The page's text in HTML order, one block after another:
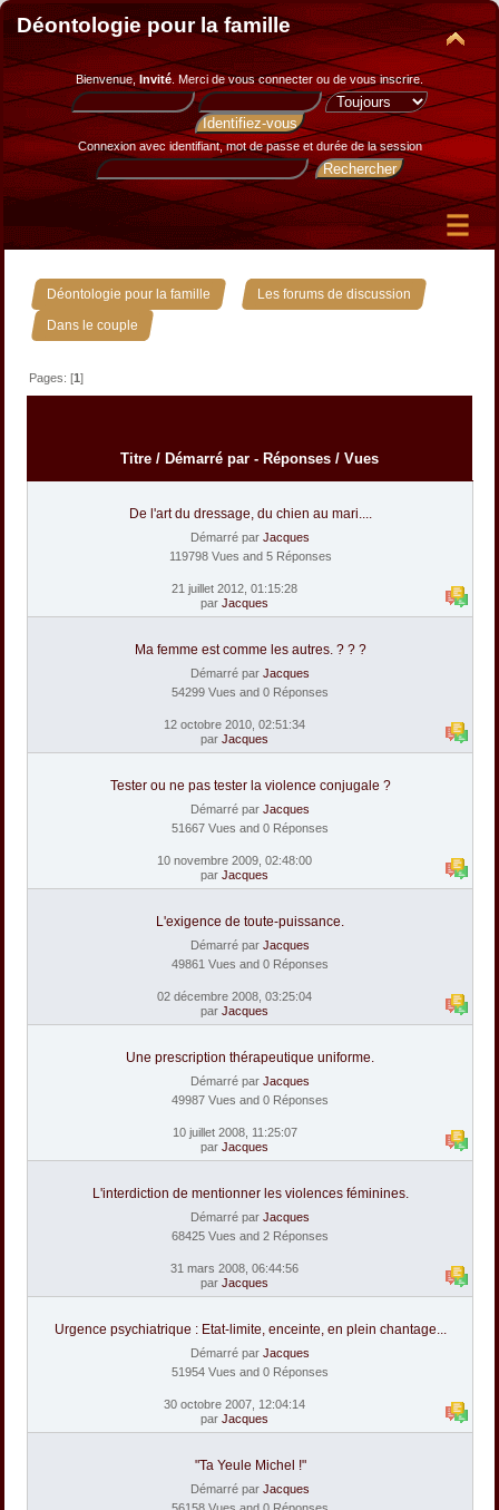
Déontologie pour la famille
Bienvenue, Invité. Merci devous connecter ou de vous inscrire.
Connexion avec identifiant, mot de passe et durée de la session
Déontologie pour la famille » Les forums de discussion »
Dans le couple
Pages: [1]
Titre / Démarré par - Réponses / Vues
De l'art du dressage, du chien au mari....
Démarré par Jacques
119798 Vues and 5 Réponses
21 juillet 2012, 01:15:28
par Jacques
Ma femme est comme les autres. ? ? ?
Démarré par Jacques
54299 Vues and 0 Réponses
12 octobre 2010, 02:51:34
par Jacques
Tester ou ne pas tester la violence conjugale ?
Démarré par Jacques
51667 Vues and 0 Réponses
10 novembre 2009, 02:48:00
par Jacques
L'exigence de toute-puissance.
Démarré par Jacques
49861 Vues and 0 Réponses
02 décembre 2008, 03:25:04
par Jacques
Une prescription thérapeutique uniforme.
Démarré par Jacques
49987 Vues and 0 Réponses
10 juillet 2008, 11:25:07
par Jacques
L'interdiction de mentionner les violences féminines.
Démarré par Jacques
68425 Vues and 2 Réponses
31 mars 2008, 06:44:56
par Jacques
Urgence psychiatrique : Etat-limite, enceinte, en plein chantage...
Démarré par Jacques
51954 Vues and 0 Réponses
30 octobre 2007, 12:04:14
par Jacques
"Ta Yeule Michel !"
Démarré par Jacques